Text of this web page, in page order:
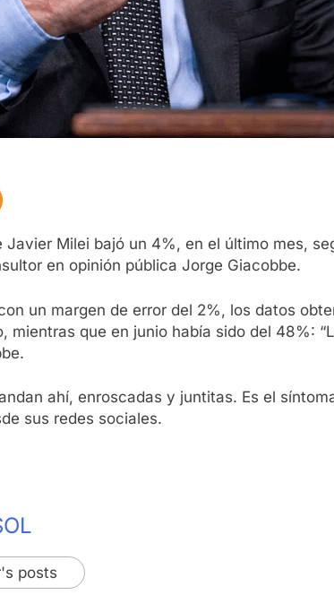
Milei bajó un 4%, en el último mes,
en opinión pública Jorge Giacobbe.
un margen de error del 2%, los datos
mientras que en junio había sido del 48%:
ahí, enroscadas y juntitas. Es el
sus redes sociales.
posts